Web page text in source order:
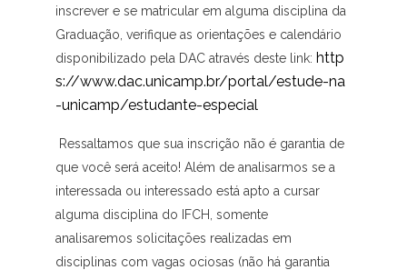
inscrever e se matricular em alguma disciplina da
Graduação, verifique as orientações e calendário
disponibilizado pela DAC através deste link: http
s://www.dac.unicamp.br/portal/estude-na
-unicamp/estudante-especial
Ressaltamos que sua inscrição não é garantia de
que você será aceito! Além de analisarmos se a
interessada ou interessado está apto a cursar
alguma disciplina do IFCH, somente
analisaremos solicitações realizadas em
disciplinas com vagas ociosas (não há garantia